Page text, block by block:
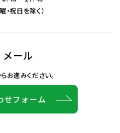
・祝日を除く）
メール
お進みください。
せフォーム